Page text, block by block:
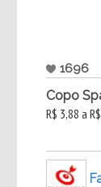
1696
Copo
R$ 3,88 a